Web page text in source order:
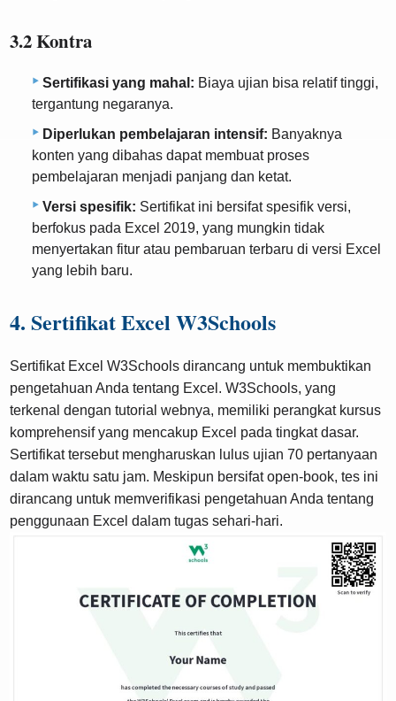
3.2 Kontra
Sertifikasi yang mahal: Biaya ujian bisa relatif tinggi,
tergantung negaranya.
Diperlukan pembelajaran intensif: Banyaknya
konten yang dibahas dapat membuat proses
pembelajaran menjadi panjang dan ketat.
Versi spesifik: Sertifikat ini bersifat spesifik versi,
berfokus pada Excel 2019, yang mungkin tidak
menyertakan fitur atau pembaruan terbaru di versi Excel
yang lebih baru.
4. Sertifikat Excel W3Schools
Sertifikat Excel W3Schools dirancang untuk membuktikan
pengetahuan Anda tentang Excel. W3Schools, yang
terkenal dengan tutorial webnya, memiliki perangkat kursus
komprehensif yang mencakup Excel pada tingkat dasar.
Sertifikat tersebut mengharuskan lulus ujian 70 pertanyaan
dalam waktu satu jam. Meskipun bersifat open-book, tes ini
dirancang untuk memverifikasi pengetahuan Anda tentang
penggunaan Excel dalam tugas sehari-hari.